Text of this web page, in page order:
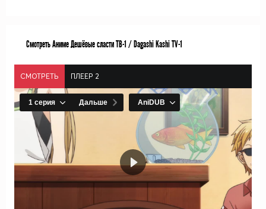
Смотреть Аниме Дешёвые сласти ТВ-1 / Dagashi Kashi TV-1
СМОТРЕТЬ ПЛЕЕР 2